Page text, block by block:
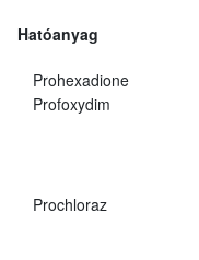
Hatóanyag
Prohexadione
Profoxydim
Prochloraz